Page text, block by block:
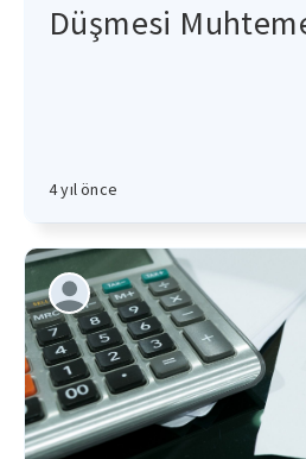
Düşmesi
4 yıl önce